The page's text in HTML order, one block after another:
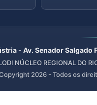
- Av. Senador
NÚCLEO REGIONAL DO
2026 - Todos os